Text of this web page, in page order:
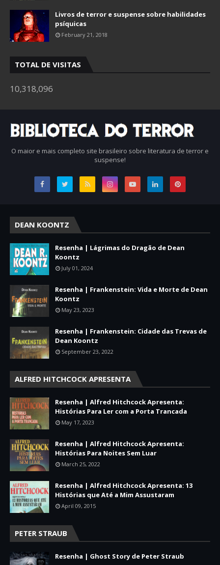
Livros de terror e suspense sobre habilidades
psíquicas
February 21, 2018
TOTAL DE VISITAS
10,318,096
O maior e mais completo site brasileiro sobre literatura de terror e
suspense!
DEAN KOONTZ
Resenha | Lágrimas do Dragão de Dean
Koontz
July 01, 2024
Resenha | Frankenstein: Vida e Morte de Dean
Koontz
May 23, 2023
Resenha | Frankenstein: Cidade das Trevas de
Dean Koontz
September 23, 2022
ALFRED HITCHCOCK APRESENTA
Resenha | Alfred Hitchcock Apresenta:
Histórias Para Ler com a Porta Trancada
May 17, 2023
Resenha | Alfred Hitchcock Apresenta:
Histórias Para Noites Sem Luar
March 25, 2022
Resenha | Alfred Hitchcock Apresenta: 13
Histórias que Até a Mim Assustaram
April 09, 2015
PETER STRAUB
Resenha | Ghost Story de Peter Straub